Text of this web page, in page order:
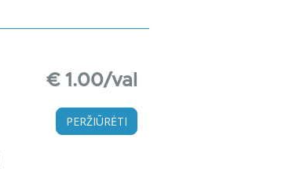
€ 1.00/val
PERŽIŪRĖTI